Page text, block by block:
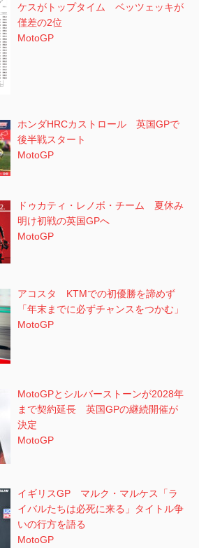
ケスがトップタイム ベッツェッキが
僅差の2位
MotoGP
ホンダHRCカストロール 英国GPで
後半戦スタート
MotoGP
ドゥカティ・レノボ・チーム 夏休み
明け初戦の英国GPへ
MotoGP
アコスタ KTMでの初優勝を諦めず
「年末までに必ずチャンスをつかむ」
MotoGP
MotoGPとシルバーストーンが2028年
まで契約延長 英国GPの継続開催が
決定
MotoGP
イギリスGP マルク・マルケス「ラ
イバルたちは必死に来る」タイトル争
いの行方を語る
MotoGP